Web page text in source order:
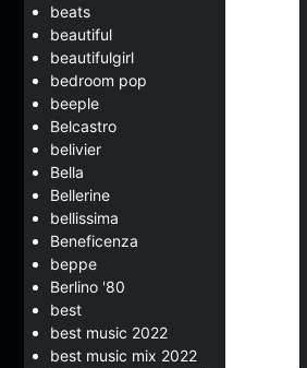
beats
beautiful
beautifulgirl
bedroom pop
beeple
Belcastro
belivier
Bella
Bellerine
bellissima
Beneficenza
beppe
Berlino '80
best
best music 2022
best music mix 2022